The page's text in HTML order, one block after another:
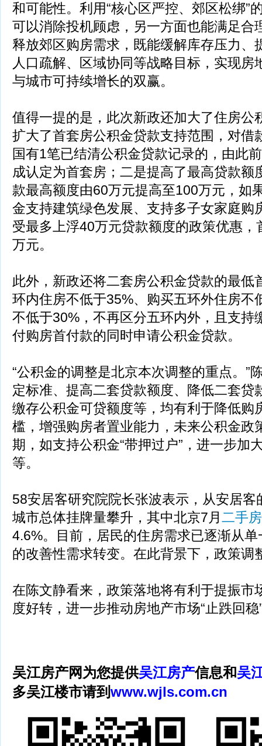
和可能性。利用“核心区严控、郊区松绑”
可以消除投机顾虑，另一方面也能满足合
释放郊区购房需求，既能缓解库存压力、
人口疏解、区域协同等战略目标，实现房
与城市可持续增长的双赢。
值得一提的是，此次新政还加大了住房公
扩大了首套房公积金贷款支持范围，对借
国有1笔已结清公积金贷款记录的，由此
成认定为首套房；二是提高了最高贷款额
款最高额度由60万元提高至100万元，如
金支持建筑绿色发展、支持多子女家庭购
受最多上浮40万元贷款额度的政策优惠
万元。
此外，新政还将二套房公积金贷款的最低
环内住房不低于35%、购买五环外住房不
不低于30%，不再区分五环内外，且支持
付购房首付款的同时申请公积金贷款。
“公积金的调整是北京本次调整的重点。”
定标准、提高二套贷款额度、降低二套贷
缴存公积金可贷额度等，均有利于降低购
槛，增强购房者置业能力，未来公积金政
期，如支持公积金“带押过户”，进一步加
等。
58安居客研究院院长张波表示，从安居
城市总体挂牌量攀升，其中北京7月二手房
4.6%。目前，居民的住房需求已逐渐从
的改善性需求转变。在此背景下，政策调
在陈文静看来，政策落地将有利于提振市
度好转，进一步推动房地产市场“止跌回稳
吴江房产网为您提供吴江房产信息和吴
多吴江楼市请到www.wjls.com.cn